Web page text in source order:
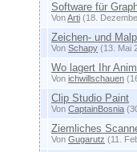
Software für
VonArti (18.
Zeichen- und
Von Schapy (13. Mai
Wo lagert Ihr
Von ichwillschauen
Clip Studio Paint
Von CaptainBosnia
Ziemliches
Von Gugarutz (11.